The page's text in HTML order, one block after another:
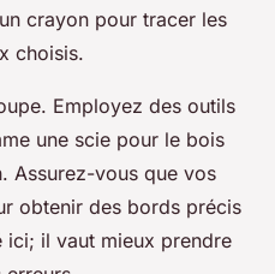
crayon pour tracer les
choisis.
Employez des outils
une scie pour le bois
Assurez-vous que vos
obtenir des bords précis
ici; il vaut mieux prendre